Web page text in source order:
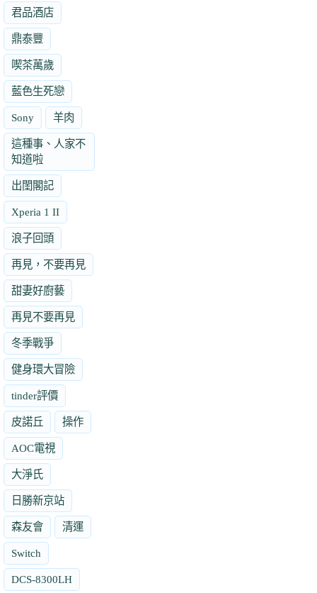
君品酒店
鼎泰豐
喫茶萬歲
藍色生死戀
Sony 羊肉
這種事、人家不
知道啦
出閨閣記
Xperia 1 II
浪子回頭
再見，不要再見
甜妻好廚藝
再見不要再見
冬季戰爭
健身環大冒險
tinder評價
皮諾丘 操作
AOC電視
大淨氏
日勝新京站
森友會 清運
Switch
DCS-8300LH